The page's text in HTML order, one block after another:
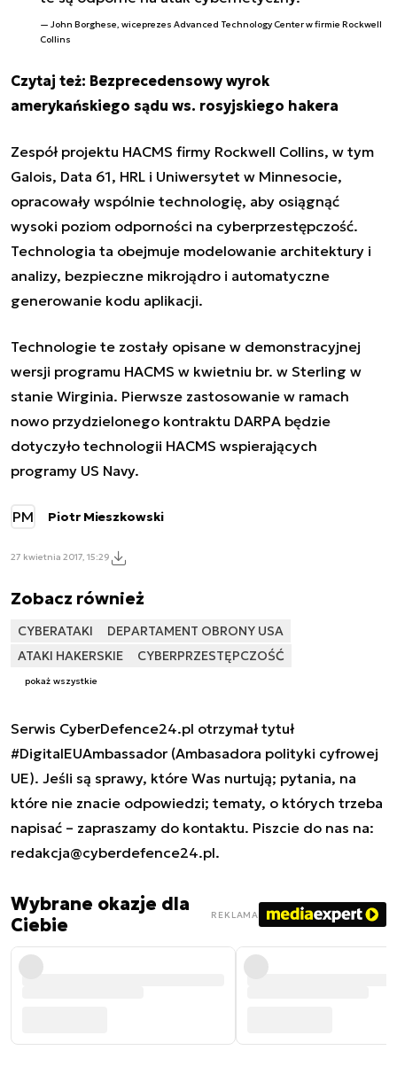
John Borghese, wiceprezes Advanced Technology Center w firmie Rockwell
Collins
Czytaj też: Bezprecedensowy wyrok
amerykańskiego sądu ws. rosyjskiego hakera
Zespół projektu HACMS firmy Rockwell Collins, w tym
Galois, Data 61, HRL i Uniwersytet w Minnesocie,
opracowały wspólnie technologię, aby osiągnąć
wysoki poziom odporności na cyberprzestępczość.
Technologia ta obejmuje modelowanie architektury i
analizy, bezpieczne mikrojądro i automatyczne
generowanie kodu aplikacji.
Technologie te zostały opisane w demonstracyjnej
wersji programu HACMS w kwietniu br. w Sterling w
stanie Wirginia. Pierwsze zastosowanie w ramach
nowo przydzielonego kontraktu DARPA będzie
dotyczyło technologii HACMS wspierających
programy US Navy.
PM Piotr Mieszkowski
27 kwietnia 2017, 15:29
Zobacz również
CYBERATAKI
DEPARTAMENT OBRONY USA
ATAKI HAKERSKIE
CYBERPRZESTĘPCZOŚĆ
pokaż wszystkie
Serwis CyberDefence24.pl otrzymał tytuł
#DigitalEUAmbassador (Ambasadora polityki cyfrowej
UE). Jeśli są sprawy, które Was nurtują; pytania, na
które nie znacie odpowiedzi; tematy, o których trzeba
napisać – zapraszamy do kontaktu. Piszcie do nas na:
redakcja@cyberdefence24.pl.
Wybrane okazje dla
Ciebie
REKLAMA